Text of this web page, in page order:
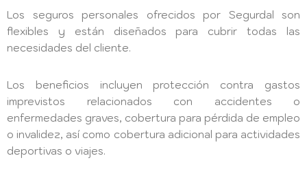
Los seguros personales ofrecidos por Segurdal son
flexibles y están diseñados para cubrir todas las
necesidades del cliente.
Los beneficios incluyen protección contra gastos
imprevistos relacionados con accidentes o
enfermedades graves, cobertura para pérdida de empleo
o invalidez, así como cobertura adicional para actividades
deportivas o viajes.